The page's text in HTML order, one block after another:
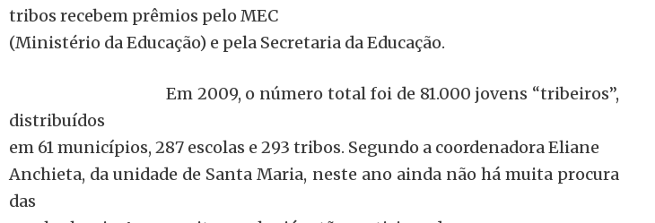
tribos recebem prêmios pelo MEC
(Ministério da Educação) e pela Secretaria da Educação.
Em 2009, o número total foi de 81.000 jovens “tribeiros”,
distribuídos
em 61 municípios, 287 escolas e 293 tribos. Segundo a coordenadora Eliane
Anchieta, da unidade de Santa Maria, neste ano ainda não há muita procura
das